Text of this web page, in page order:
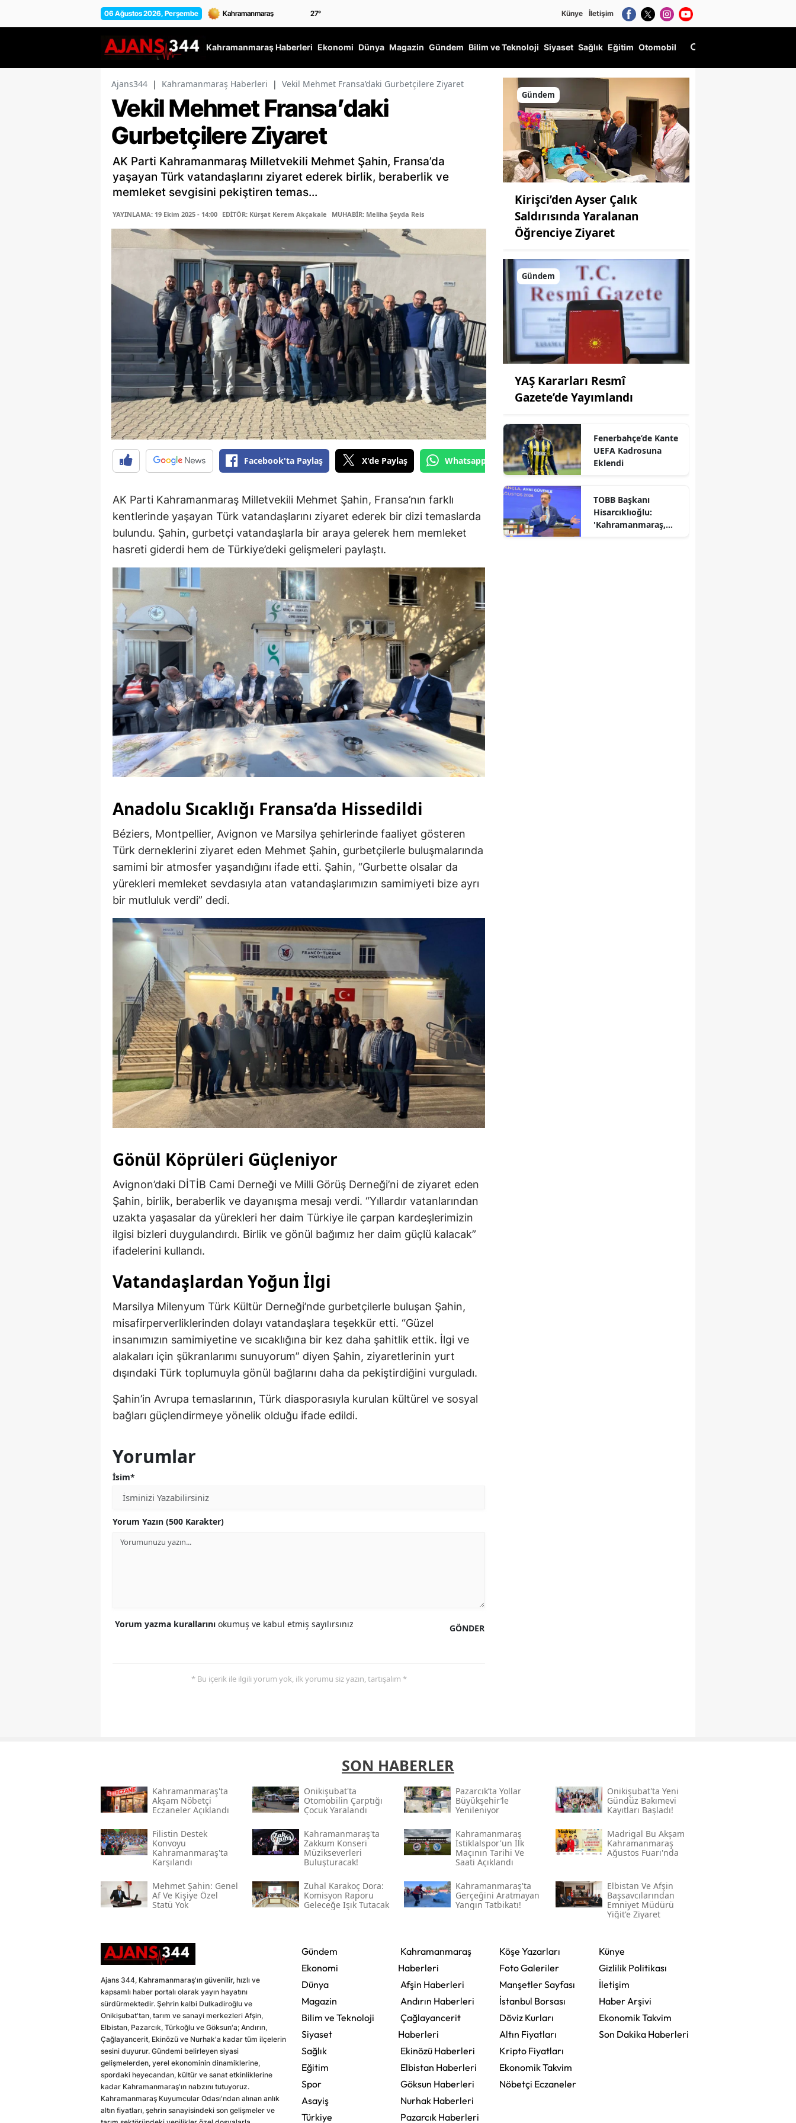
06 Ağustos 2026, Perşembe 27° Künye İletişim
Kahramanmaraş Haberleri Ekonomi Dünya Magazin Gündem Bilim ve Teknoloji Siyaset Sağlık Eğitim Otomobil
Ajans344 | Kahramanmaraş Haberleri | Vekil Mehmet Fransa’daki Gurbetçilere Ziyaret
Vekil Mehmet Fransa’daki
Gurbetçilere Ziyaret
AK Parti Kahramanmaraş Milletvekili Mehmet Şahin, Fransa’da
yaşayan Türk vatandaşlarını ziyaret ederek birlik, beraberlik ve
memleket sevgisini pekiştiren temas...
YAYINLAMA: 19 Ekim 2025 - 14:00 EDİTÖR: Kürşat Kerem Akçakale MUHABİR: Meliha Şeyda Reis
Facebook'ta Paylaş X'de Paylaş Whatsapp'tan Gönder
AK Parti Kahramanmaraş Milletvekili Mehmet Şahin, Fransa’nın farklı
kentlerinde yaşayan Türk vatandaşlarını ziyaret ederek bir dizi temaslarda
bulundu. Şahin, gurbetçi vatandaşlarla bir araya gelerek hem memleket
hasreti giderdi hem de Türkiye’deki gelişmeleri paylaştı.
Anadolu Sıcaklığı Fransa’da Hissedildi
Béziers, Montpellier, Avignon ve Marsilya şehirlerinde faaliyet gösteren
Türk derneklerini ziyaret eden Mehmet Şahin, gurbetçilerle buluşmalarında
samimi bir atmosfer yaşandığını ifade etti. Şahin, “Gurbette olsalar da
yürekleri memleket sevdasıyla atan vatandaşlarımızın samimiyeti bize ayrı
bir mutluluk verdi” dedi.
Gönül Köprüleri Güçleniyor
Avignon’daki DİTİB Cami Derneği ve Milli Görüş Derneği’ni de ziyaret eden
Şahin, birlik, beraberlik ve dayanışma mesajı verdi. “Yıllardır vatanlarından
uzakta yaşasalar da yürekleri her daim Türkiye ile çarpan kardeşlerimizin
ilgisi bizleri duygulandırdı. Birlik ve gönül bağımız her daim güçlü kalacak”
ifadelerini kullandı.
Vatandaşlardan Yoğun İlgi
Marsilya Milenyum Türk Kültür Derneği’nde gurbetçilerle buluşan Şahin,
misafirperverliklerinden dolayı vatandaşlara teşekkür etti. “Güzel
insanımızın samimiyetine ve sıcaklığına bir kez daha şahitlik ettik. İlgi ve
alakaları için şükranlarımı sunuyorum” diyen Şahin, ziyaretlerinin yurt
dışındaki Türk toplumuyla gönül bağlarını daha da pekiştirdiğini vurguladı.
Şahin’in Avrupa temaslarının, Türk diasporasıyla kurulan kültürel ve sosyal
bağları güçlendirmeye yönelik olduğu ifade edildi.
Yorumlar
İsim*
Yorum Yazın (500 Karakter)
GÖNDER
Yorum yazma kurallarını okumuş ve kabul etmiş sayılırsınız
* Bu içerik ile ilgili yorum yok, ilk yorumu siz yazın, tartışalım *
Gündem
Kirişci’den Ayser Çalık
Saldırısında Yaralanan
Öğrenciye Ziyaret
Gündem
YAŞ Kararları Resmî
Gazete’de Yayımlandı
Fenerbahçe’de Kante
UEFA Kadrosuna
Eklendi
TOBB Başkanı
Hisarcıklıoğlu:
'Kahramanmaraş,
SON HABERLER
Kahramanmaraş'ta
Akşam Nöbetçi
Eczaneler Açıklandı
Onikişubat'ta
Otomobilin Çarptığı
Çocuk Yaralandı
Pazarcık’ta Yollar
Büyükşehir’le
Yenileniyor
Onikişubat'ta Yeni
Gündüz Bakımevi
Kayıtları Başladı!
Filistin Destek
Konvoyu
Kahramanmaraş'ta
Karşılandı
Kahramanmaraş'ta
Zakkum Konseri
Müzikseverleri
Buluşturacak!
Kahramanmaraş
İstiklalspor'un İlk
Maçının Tarihi Ve
Saati Açıklandı
Madrigal Bu Akşam
Kahramanmaraş
Ağustos Fuarı'nda
Mehmet Şahin: Genel
Af Ve Kişiye Özel
Statü Yok
Zuhal Karakoç Dora:
Komisyon Raporu
Geleceğe Işık Tutacak
Kahramanmaraş'ta
Gerçeğini Aratmayan
Yangın Tatbikatı!
Elbistan Ve Afşin
Başsavcılarından
Emniyet Müdürü
Yiğit'e Ziyaret
Ajans 344, Kahramanmaraş'ın güvenilir, hızlı ve
kapsamlı haber portalı olarak yayın hayatını
sürdürmektedir. Şehrin kalbi Dulkadiroğlu ve
Onikişubat'tan, tarım ve sanayi merkezleri Afşin,
Elbistan, Pazarcık, Türkoğlu ve Göksun'a; Andırın,
Çağlayancerit, Ekinözü ve Nurhak'a kadar tüm ilçelerin
sesini duyurur. Gündemi belirleyen siyasi
gelişmelerden, yerel ekonominin dinamiklerine,
spordaki heyecandan, kültür ve sanat etkinliklerine
kadar Kahramanmaraş'ın nabzını tutuyoruz.
Kahramanmaraş Kuyumcular Odası'ndan alınan anlık
altın fiyatları, şehrin sanayisindeki son gelişmeler ve
Gündem
Ekonomi
Dünya
Magazin
Bilim ve Teknoloji
Siyaset
Sağlık
Eğitim
Spor
Asayiş
Türkiye
Kahramanmaraş
Haberleri
Afşin Haberleri
Andırın Haberleri
Çağlayancerit
Haberleri
Ekinözü Haberleri
Elbistan Haberleri
Göksun Haberleri
Nurhak Haberleri
Pazarcık Haberleri
Köşe Yazarları
Foto Galeriler
Manşetler Sayfası
İstanbul Borsası
Döviz Kurları
Altın Fiyatları
Kripto Fiyatları
Ekonomik Takvim
Nöbetçi Eczaneler
Künye
Gizlilik Politikası
İletişim
Haber Arşivi
Ekonomik Takvim
Son Dakika Haberleri